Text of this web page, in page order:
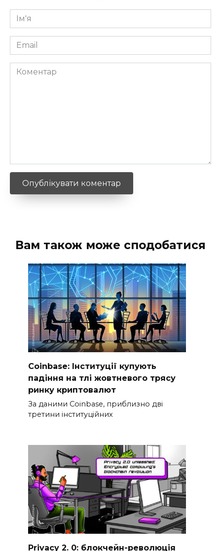
Ім'я
*
Email
*
Коментар
Вам також може сподобатися
Coinbase: Інституції купують
падіння на тлі жовтневого трясу
ринку криптовалют
За даними Coinbase, приблизно дві
третини інституційних
Privacy 2. 0: блокчейн-революція